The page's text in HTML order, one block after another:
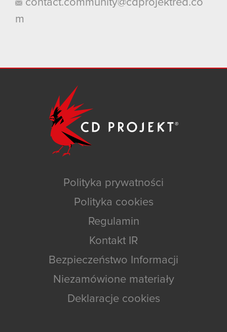
contact.community@cdprojektred.co
m
Polityka prywatności
Polityka cookies
Regulamin
Kontakt IR
Bezpieczeństwo Informacji
Niezamówione materiały
Deklaracje cookies